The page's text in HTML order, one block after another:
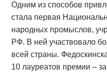
Одним из способов
стала первая
народных промыслов,
РФ. В ней участвовало
всей страны.
10 лауреатов премии –